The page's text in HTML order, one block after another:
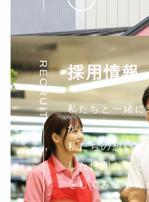
RECRUIT 採用情報
私たちと一緒に
か。
私たちの想い
した仲間たち
をしてみません